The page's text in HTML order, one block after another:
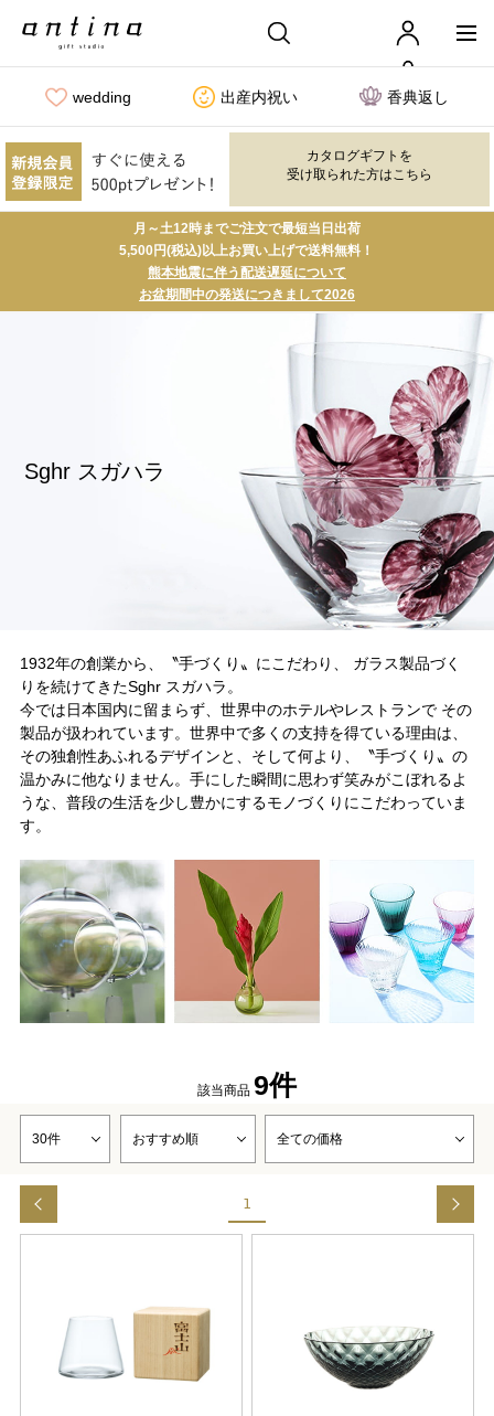
wedding 出産内祝い 香典返し
カタログギフトを
受け取られた方はこちら
月～土12時までご注文で最短当日出荷
5,500円(税込)以上お買い上げで送料無料！
熊本地震に伴う配送遅延について
お盆期間中の発送につきまして2026
Sghr スガハラ
1932年の創業から、〝手づくり〟にこだわり、 ガラス製品づく
りを続けてきたSghr スガハラ。
今では日本国内に留まらず、世界中のホテルやレストランで その
製品が扱われています。世界中で多くの支持を得ている理由は、
その独創性あふれるデザインと、そして何より、〝手づくり〟の
温かみに他なりません。手にした瞬間に思わず笑みがこぼれるよ
うな、普段の生活を少し豊かにするモノづくりにこだわっていま
す。
該当商品 9件
1